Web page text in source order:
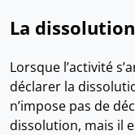
La dissolution
Lorsque l’activité
déclarer la
n’impose pas de
dissolution, mais il